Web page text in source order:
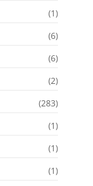
(1)
(6)
(6)
(2)
(283)
(1)
(1)
(1)